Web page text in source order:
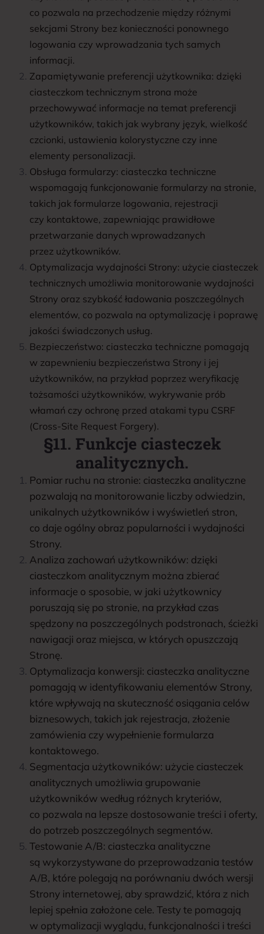
co pozwala na przechodzenie między różnymi
sekcjami Strony bez konieczności ponownego
logowania czy wprowadzania tych samych
informacji.
Zapamiętywanie preferencji użytkownika: dzięki
ciasteczkom technicznym strona może
przechowywać informacje na temat preferencji
użytkowników, takich jak wybrany język, wielkość
czcionki, ustawienia kolorystyczne czy inne
elementy personalizacji.
Obsługa formularzy: ciasteczka techniczne
wspomagają funkcjonowanie formularzy na stronie,
takich jak formularze logowania, rejestracji
czy kontaktowe, zapewniając prawidłowe
przetwarzanie danych wprowadzanych
przez użytkowników.
Optymalizacja wydajności Strony: użycie ciasteczek
technicznych umożliwia monitorowanie wydajności
Strony oraz szybkość ładowania poszczególnych
elementów, co pozwala na optymalizację i poprawę
jakości świadczonych usług.
Bezpieczeństwo: ciasteczka techniczne pomagają
w zapewnieniu bezpieczeństwa Strony i jej
użytkowników, na przykład poprzez weryfikację
tożsamości użytkowników, wykrywanie prób
włamań czy ochronę przed atakami typu CSRF
(Cross-Site Request Forgery).
§11. Funkcje ciasteczek
analitycznych.
Pomiar ruchu na stronie: ciasteczka analityczne
pozwalają na monitorowanie liczby odwiedzin,
unikalnych użytkowników i wyświetleń stron,
co daje ogólny obraz popularności i wydajności
Strony.
Analiza zachowań użytkowników: dzięki
ciasteczkom analitycznym można zbierać
informacje o sposobie, w jaki użytkownicy
poruszają się po stronie, na przykład czas
spędzony na poszczególnych podstronach, ścieżki
nawigacji oraz miejsca, w których opuszczają
Stronę.
Optymalizacja konwersji: ciasteczka analityczne
pomagają w identyfikowaniu elementów Strony,
które wpływają na skuteczność osiągania celów
biznesowych, takich jak rejestracja, złożenie
zamówienia czy wypełnienie formularza
kontaktowego.
Segmentacja użytkowników: użycie ciasteczek
analitycznych umożliwia grupowanie
użytkowników według różnych kryteriów,
co pozwala na lepsze dostosowanie treści i oferty,
do potrzeb poszczególnych segmentów.
Testowanie A/B: ciasteczka analityczne
są wykorzystywane do przeprowadzania testów
A/B, które polegają na porównaniu dwóch wersji
Strony internetowej, aby sprawdzić, która z nich
lepiej spełnia założone cele. Testy te pomagają
w optymalizacji wyglądu, funkcjonalności i treści